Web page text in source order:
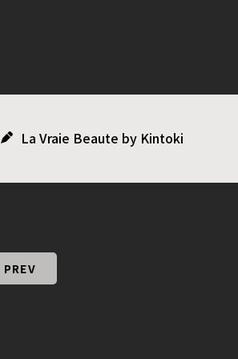
La Vraie Beaute by Kintoki
PREV